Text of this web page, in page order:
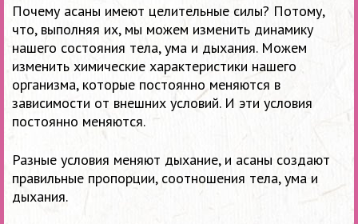
Почему асаны имеют целительные силы? Потому,
что, выполняя их, мы можем изменить динамику
нашего состояния тела, ума и дыхания. Можем
изменить химические характеристики нашего
организма, которые постоянно меняются в
зависимости от внешних условий. И эти условия
постоянно меняются.
Разные условия меняют дыхание, и асаны создают
правильные пропорции, соотношения тела, ума и
дыхания.